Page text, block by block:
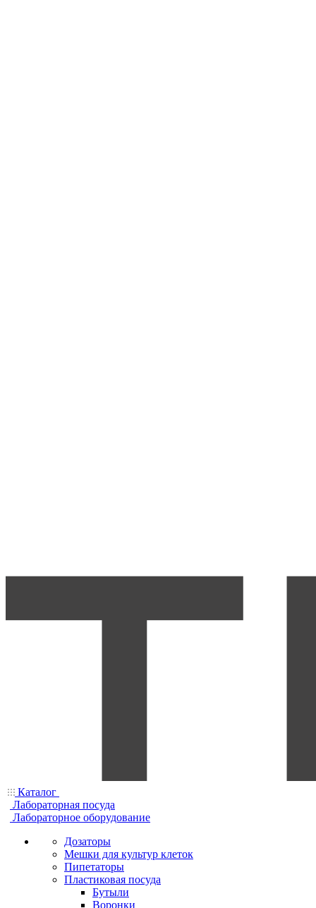
Каталог
Лабораторная посуда
Лабораторное оборудование
Дозаторы
Мешки для культур клеток
Пипетаторы
Пластиковая посуда
Бутыли
Воронки